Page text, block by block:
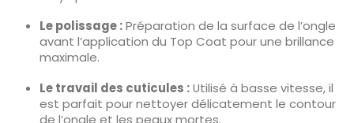
Le polissage :Préparation de la surface de l’ongle
avant l’application du Top Coat pour une brillance
maximale.
Le travail des cuticules :Utilisé à basse vitesse, il
est parfait pour nettoyer délicatement le contour
de l’ongle et les peaux mortes.